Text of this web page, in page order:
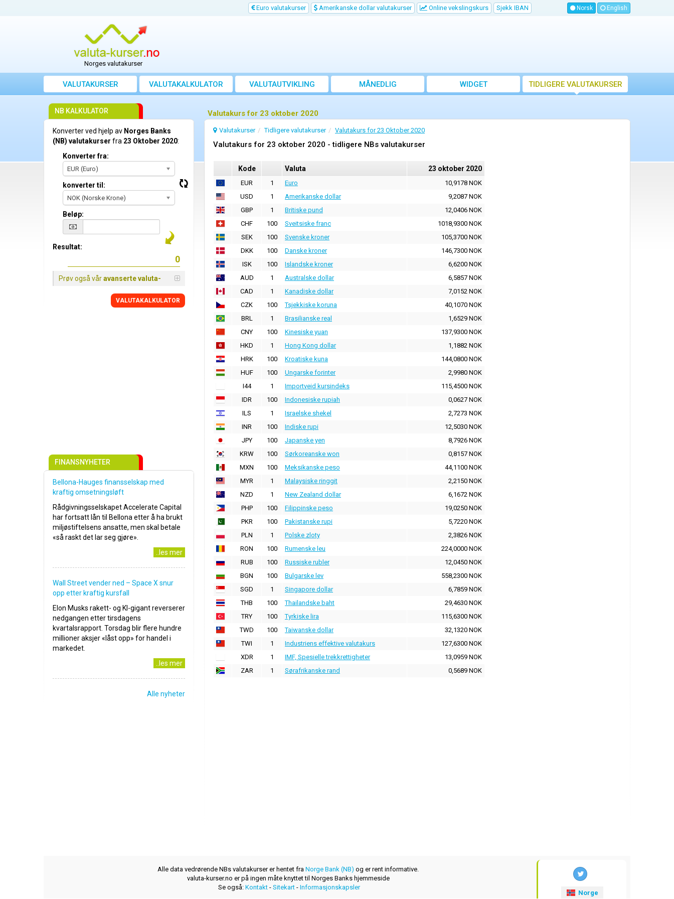
Euro valutakurser Amerikanske dollar valutakurser Online vekslingskurs Sjekk IBAN Norsk English
Norges valutakurser
VALUTAKURSER VALUTAKALKULATOR VALUTAUTVIKLING
MÅNEDLIG
GJENNOMSNITTSKURS
WIDGET TIDLIGERE VALUTAKURSER
Valutakurs for 23 oktober 2020
Valutakurser Tidligere valutakurser Valutakurs for 23 Oktober 2020
Valutakurs for 23 oktober 2020 - tidligere NBs valutakurser
Kode Valuta 23 oktober 2020
EUR 1 Euro
10,9178 NOK
USD
1 Amerikanske dollar
9,2087 NOK
GBP
1 Britiske pund
12,0406 NOK
CHF
100 Sveitsiske franc
1018,9300 NOK
SEK
100 Svenske kroner
105,3700 NOK
DKK
100 Danske kroner
146,7300 NOK
ISK
100 Islandske kroner
6,6200 NOK
AUD
1 Australske dollar
6,5857 NOK
CAD
1 Kanadiske dollar
7,0152 NOK
CZK
100 Tsjekkiske koruna
40,1070 NOK
BRL
1 Brasilianske real
1,6529 NOK
CNY
100 Kinesiske yuan
137,9300 NOK
HKD
1 Hong Kong dollar
1,1882 NOK
HRK
100 Kroatiske kuna
144,0800 NOK
HUF
100 Ungarske forinter
2,9980 NOK
I44
1 Importveid kursindeks
115,4500 NOK
IDR
100 Indonesiske rupiah
0,0627 NOK
ILS
1 Israelske shekel
2,7273 NOK
INR
100 Indiske rupi
12,5030 NOK
JPY
100 Japanske yen
8,7926 NOK
KRW
100 Sørkoreanske won
0,8157 NOK
MXN
100 Meksikanske peso
44,1100 NOK
MYR
1 Malaysiske ringgit
2,2150 NOK
NZD
1 New Zealand dollar
6,1672 NOK
PHP
100 Filippinske peso
19,0250 NOK
PKR
100 Pakistanske rupi
5,7220 NOK
PLN
1 Polske zloty
2,3826 NOK
RON
100 Rumenske leu
224,0000 NOK
RUB
100 Russiske rubler
12,0450 NOK
BGN
100 Bulgarske lev
558,2300 NOK
SGD
1 Singapore dollar
6,7859 NOK
THB
100 Thailandske baht
29,4630 NOK
TRY
100 Tyrkiske lira
115,6300 NOK
TWD
100 Taiwanske dollar
32,1320 NOK
TWI
1 Industriens effektive valutakurs
127,6300 NOK
XDR
1 IMF, Spesielle trekkrettigheter
13,0959 NOK
ZAR
1 Sørafrikanske rand 0,5689 NOK
NB KALKULATOR
Konverter ved hjelp av Norges Banks
(NB) valutakurser fra 23 Oktober 2020:
Konverter fra:
EUR (Euro)
konverter til:
NOK (Norske Krone)
Beløp:
Resultat:
Prøv også våravanserte valuta-
VALUTAKALKULATOR
FINANSNYHETER
Bellona-Hauges finansselskap med
kraftig omsetningsløft
Rådgivningsselskapet Accelerate Capital
har fortsatt lån til Bellona etter å ha brukt
miljøstiftelsens ansatte, men skal betale
«så raskt det lar seg gjøre».
..les mer
Wall Street vender ned – Space X snur
opp etter kraftig kursfall
Elon Musks rakett- og KI-gigant reverserer
nedgangen etter tirsdagens
kvartalsrapport. Torsdag blir flere hundre
millioner aksjer «låst opp» for handel i
markedet.
..les mer
Alle nyheter
Alle data vedrørende NBs valutakurser er hentet fra Norge Bank (NB) og er rent informative.
valuta-kurser.no er på ingen måte knyttet til Norges Banks hjemmeside
Se også: Kontakt- Sitekart- Informasjonskapsler
Norge